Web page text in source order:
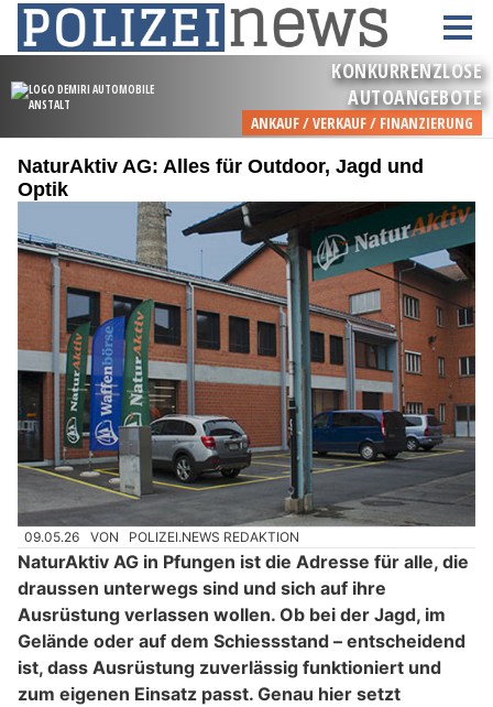
NaturAktiv AG: Alles für Outdoor, Jagd und
Optik
09.05.26 VON POLIZEI.NEWS REDAKTION
NaturAktiv AG in Pfungen ist die Adresse für alle, die
draussen unterwegs sind und sich auf ihre
Ausrüstung verlassen wollen. Ob bei der Jagd, im
Gelände oder auf dem Schiessstand – entscheidend
ist, dass Ausrüstung zuverlässig funktioniert und
zum eigenen Einsatz passt. Genau hier setzt